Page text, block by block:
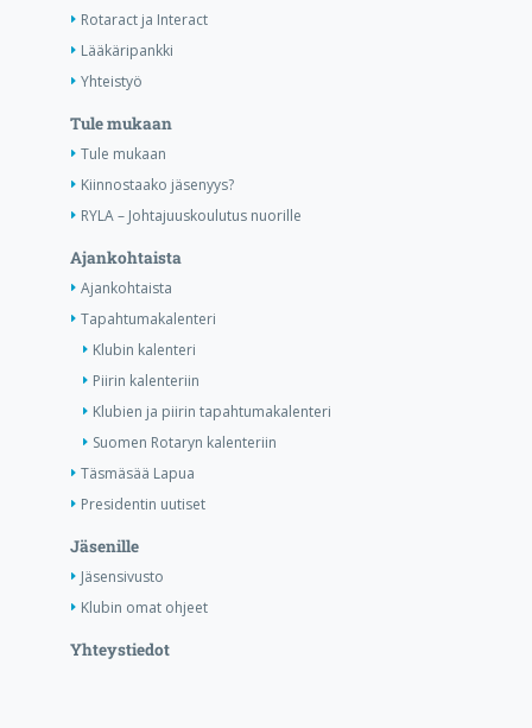
Rotaract ja Interact
Lääkäripankki
Yhteistyö
Tule mukaan
Tule mukaan
Kiinnostaako jäsenyys?
RYLA – Johtajuuskoulutus nuorille
Ajankohtaista
Ajankohtaista
Tapahtumakalenteri
Klubin kalenteri
Piirin kalenteriin
Klubien ja piirin tapahtumakalenteri
Suomen Rotaryn kalenteriin
Täsmäsää Lapua
Presidentin uutiset
Jäsenille
Jäsensivusto
Klubin omat ohjeet
Yhteystiedot